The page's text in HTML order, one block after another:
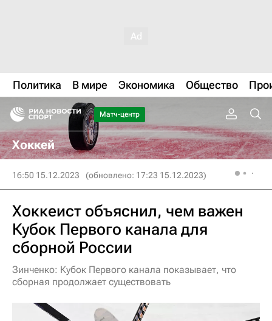
Политика В мире Экономика Общество
Матч-центр
Хоккей
16:50 15.12.2023 (обновлено: 17:23 15.12.2023)
Хоккеист объяснил, чем важен
Кубок Первого канала для
сборной России
Зинченко: Кубок Первого канала показывает, что
сборная продолжает существовать